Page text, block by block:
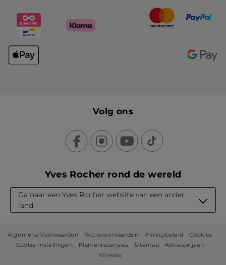
Volg ons
Yves Rocher rond de wereld
Ga naar een Yves Rocher website van een ander
land
Algemene Voorwaarden *Actievoorwaarden Privacybeleid
Cookies
Cookie-instellingen
Klantenrecensies Sitemap
Adviesprijzen
Winkels